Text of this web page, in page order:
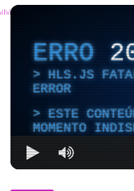
ERRO
HLS.JS
ERROR
ESTE
MOMENTO